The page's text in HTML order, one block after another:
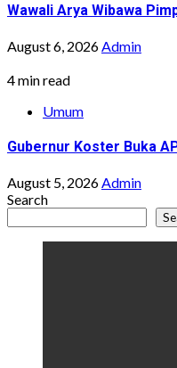
Wawali Arya Wibawa
August 6, 2026Admin
4 min read
Umum
Gubernur Koster Buka
August 5, 2026Admin
Search